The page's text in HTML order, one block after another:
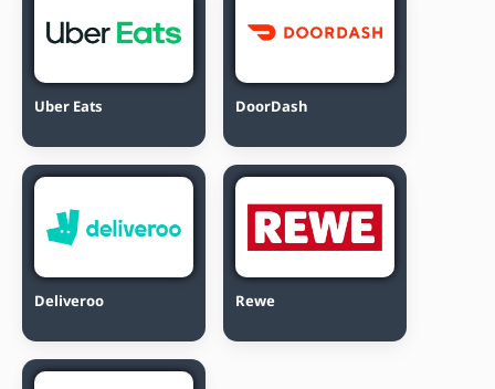
Uber Eats DoorDash
Deliveroo Rewe